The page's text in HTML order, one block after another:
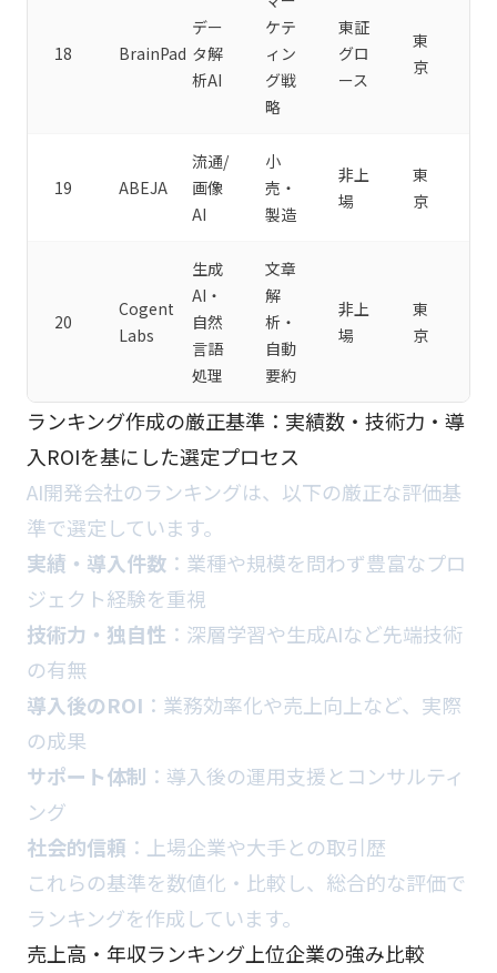
18 BrainPad
デー
タ解
析AI
ケテ
ィン
グ戦
略
東証
グロ
ース
東
京
19 ABEJA
流通/
画像
AI
小
売・
製造
非上
場
東
京
20
Cogent
Labs
生成
AI・
自然
言語
処理
文章
解
析・
自動
要約
非上
場
東
京
ランキング作成の厳正基準：実績数・技術力・導
入ROIを基にした選定プロセス
AI開発会社のランキングは、以下の厳正な評価基
準で選定しています。
実績・導入件数 ：業種や規模を問わず豊富なプロ
ジェクト経験を重視
技術力・独自性 ：深層学習や生成AIなど先端技術
の有無
導入後のROI ：業務効率化や売上向上など、実際
の成果
サポート体制 ：導入後の運用支援とコンサルティ
ング
社会的信頼 ：上場企業や大手との取引歴
これらの基準を数値化・比較し、総合的な評価で
ランキングを作成しています。
売上高・年収ランキング上位企業の強み比較